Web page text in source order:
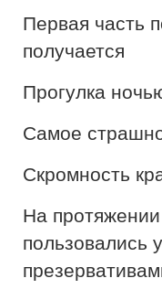
Первая часть
получается
Прогулка
Самое
Скромность
На
пользовались